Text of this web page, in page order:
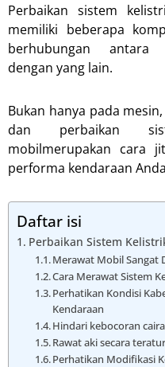
Perbaikan sistem
memiliki beberapa
berhubungan antara
dengan yang lain.
Bukan hanya pada
dan perbaikan
mobilmerupakan cara
performa kendaraan
Daftar isi
Perbaikan Sistem
Merawat Mobil Sangat
Cara Merawat Sistem
Perhatikan Kondisi
Kendaraan
Hindari kebocoran
Rawat aki secara
Perhatikan Modifikasi